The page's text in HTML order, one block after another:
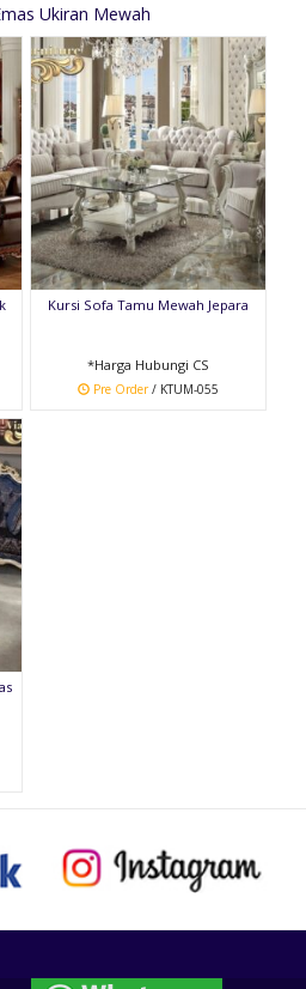
Ukiran Mewah
Kursi Sofa Tamu Mewah Jepara
*Harga Hubungi CS
Pre Order/ KTUM-055